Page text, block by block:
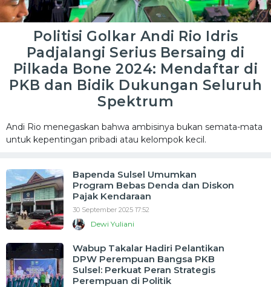
Politisi Golkar Andi Rio Idris
Padjalangi Serius Bersaing di
Pilkada Bone 2024: Mendaftar di
PKB dan Bidik Dukungan Seluruh
Spektrum
Andi Rio menegaskan bahwa ambisinya bukan semata-mata
untuk kepentingan pribadi atau kelompok kecil.
Bapenda Sulsel Umumkan
Program Bebas Denda dan Diskon
Pajak Kendaraan
30 September 2025 17:52
Dewi Yuliani
Wabup Takalar Hadiri Pelantikan
DPW Perempuan Bangsa PKB
Sulsel: Perkuat Peran Strategis
Perempuan di Politik